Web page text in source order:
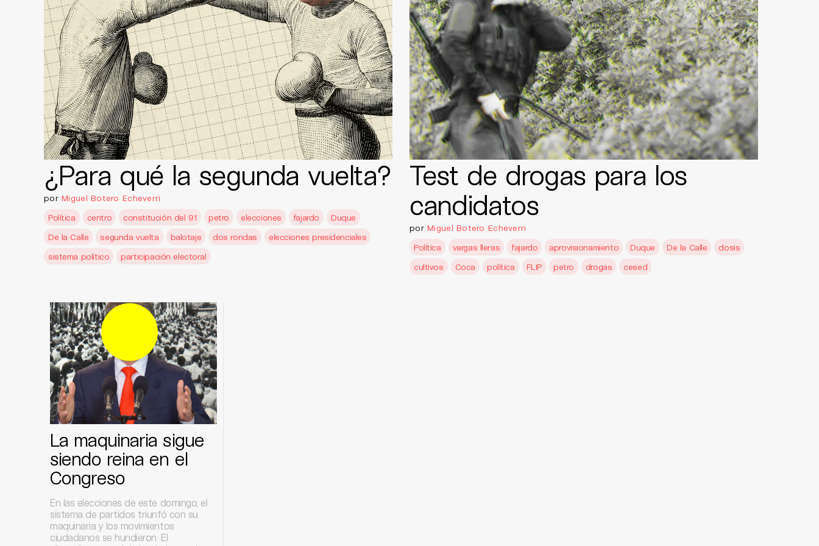
¿Para qué la segunda vuelta?
por Miguel Botero Echeverri
Política
centro constitución del 91 petro elecciones fajardo
Duque
De la Calle
segunda vuelta balotaje dos rondas
elecciones presidenciales
sistema político
participación electoral
Test de drogas para los
candidatos
por Miguel Botero Echeverri
Política
vargas lleras fajardo aprovisionamiento Duque De la Calle
dosis
cultivos
Coca política FLIP petro drogas cesed
La maquinaria sigue
siendo reina en el
Congreso
En las elecciones de este domingo, el
sistema de partidos triunfó con su
maquinaria y los movimientos
ciudadanos se hundieron. El